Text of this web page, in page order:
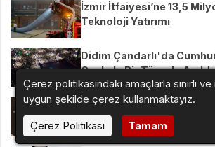
İzmir İtfaiyesi’ne 13,5
Teknoloji Yatırımı
Didim Çandarlı'da
Coşkulu Bir Törenle Açıldı
Gözde Demirbilek, Devran
Sahnede
Çerez politikasındaki amaçlarla sınırlı
uygun şekilde çerez kullanmaktayız.
Çerez Politikası
Tamam